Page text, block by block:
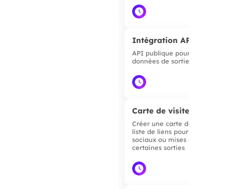
Intégration API
API publique pour accéder
données de sorties.
Carte de visite
Créer une carte de visite
liste de liens pour réseaux
sociaux ou mises en avant
certaines sorties